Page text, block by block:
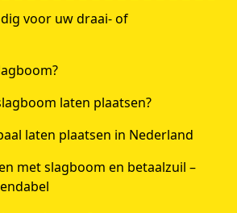
voor uw draai- of
laten plaatsen?
laten plaatsen in Nederland
met slagboom en betaalzuil –